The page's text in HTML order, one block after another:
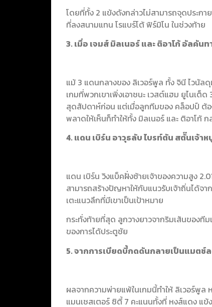
โดยที่ทั้ง 2 แข้งดังกล่าวไม่สามารถจุดประกา
ที่ลงสนามแทน โรแบร์โต้ ฟิร์มิโน ในช่วงท้าย
3. เมื่อ เจมส์ มิลเนอร์ และ ติอาโก้ อัลคัน
แม้ 3 แดนกลางของ ลิเวอร์พูล ทั้ง จินี ไวนัล
เกมที่พวกเขาเพิ่งเอาชนะ เวสต์แฮม ยูไนเต็
สุดสัปดาห์ก่อน แต่เมื่อลูกทีมของ คล็อปป์ ต้
พลาดให้เห็นก็ทำให้ทั้ง มิลเนอร์ และ ติอาโก้
4. แดน เบิร์น อาวุธลับ ไบรท์ตัน สตั๊นเจ้าห
แดน เบิร์น วิงแบ็คฝั่งซ้ายเจ้าของความสูง
สามารถสร้างปัญหาให้กับแนวรับเจ้าถิ่นได้จ
เตะแนวลึกที่มีเขาเป็นเป้าหมาย
กระทั่งท้ายที่สุด ลูกวางยาวจากริมเส้นของที
ของการได้ประตูชัย
5. จากการเบียดบี้กดดันกลายเป็นแมตช์
ผลจากความพ่ายแพ้ในเกมนี้ทำให้ ลิเวอร์พู
แมนเชสเตอร์ ซิตี้ 7 คะแนนทั้งที่ หงส์แดง แ